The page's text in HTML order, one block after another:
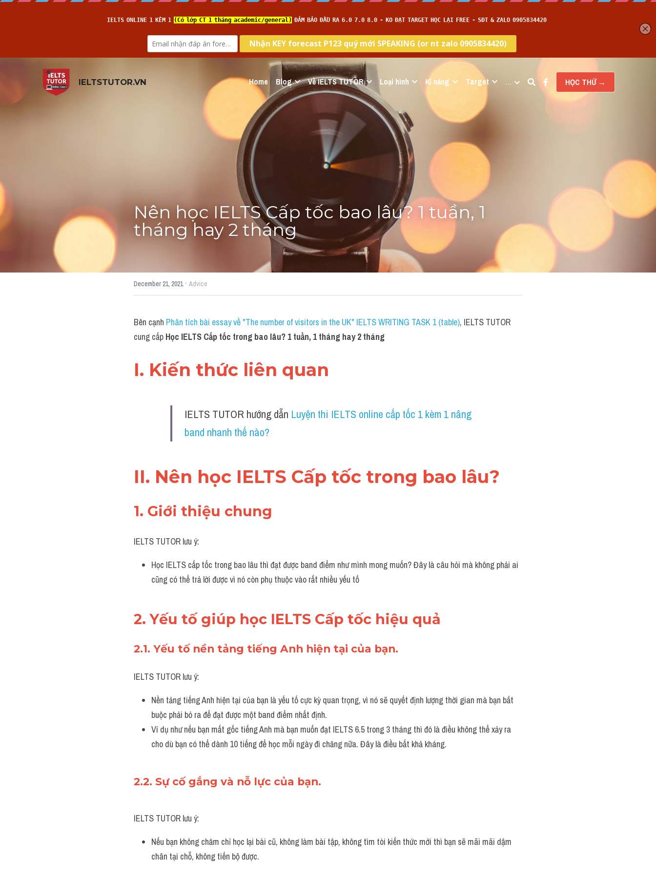
IELTSTUTOR.VN Home Blog Về IELTS TUTOR Loại hình Kĩ năng Target … HỌC THỬ →
Nên học IELTS Cấp tốc bao lâu? 1 tuần, 1
tháng hay 2 tháng
December 21, 2021· Advice
Bên cạnh Phân tích bài essay về "The number of visitors in the UK" IELTS WRITING TASK 1 (table), IELTS TUTOR
cung cấp Học IELTS Cấp tốc trong bao lâu? 1 tuần, 1 tháng hay 2 tháng
I. Kiến thức liên quan
IELTS TUTOR hướng dẫn Luyện thi IELTS online cấp tốc 1 kèm 1 nâng
band nhanh thế nào?
II. Nên học IELTS Cấp tốc trong bao lâu?
1. Giới thiệu chung
IELTS TUTOR lưu ý:
Học IELTS cấp tốc trong bao lâu thì đạt được band điểm như mình mong muốn? Đây là câu hỏi mà không phải ai
cũng có thể trả lời được vì nó còn phụ thuộc vào rất nhiều yếu tố
2. Yếu tố giúp học IELTS Cấp tốc hiệu quả
2.1. Yếu tố nền tảng tiếng Anh hiện tại của bạn.
IELTS TUTOR lưu ý:
Nền tảng tiếng Anh hiện tại của bạn là yếu tố cực kỳ quan trọng, vì nó sẽ quyết định lượng thời gian mà bạn bắt
buộc phải bỏ ra để đạt được một band điểm nhất định.
Ví dụ như nếu bạn mất gốc tiếng Anh mà bạn muốn đạt IELTS 6.5 trong 3 tháng thì đó là điều không thể xảy ra
cho dù bạn có thể dành 10 tiếng để học mỗi ngày đi chăng nữa. Đây là điều bất khả kháng.
2.2. Sự cố gắng và nỗ lực của bạn.
IELTS TUTOR lưu ý:
Nếu bạn không chăm chỉ học lại bài cũ, không làm bài tập, không tìm tòi kiến thức mới thì bạn sẽ mãi mãi dậm
chân tại chỗ, không tiến bộ được.